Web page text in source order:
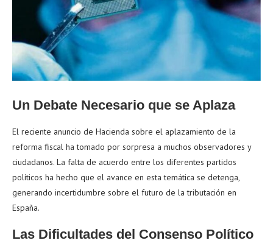
Un Debate Necesario que se Aplaza
El reciente anuncio de Hacienda sobre el aplazamiento de la
reforma fiscal ha tomado por sorpresa a muchos observadores y
ciudadanos. La falta de acuerdo entre los diferentes partidos
políticos ha hecho que el avance en esta temática se detenga,
generando incertidumbre sobre el futuro de la tributación en
España.
Las Dificultades del Consenso Político